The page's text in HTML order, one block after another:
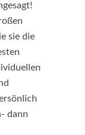
sie die
dann